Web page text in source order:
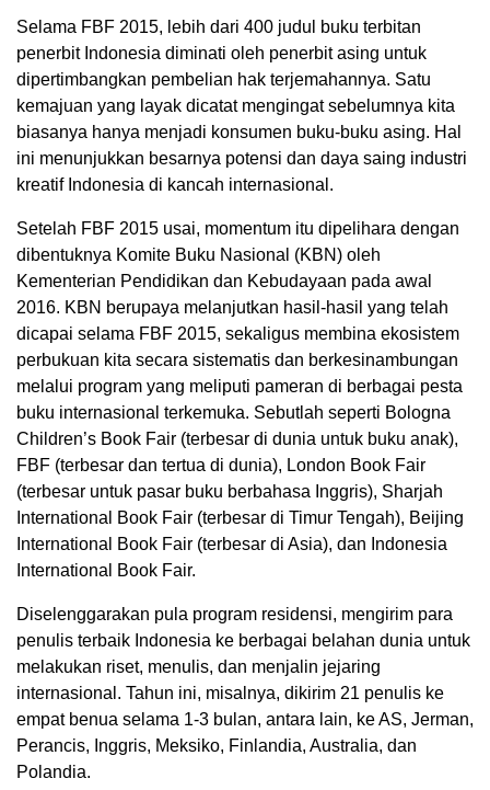
Selama FBF 2015, lebih dari 400 judul buku terbitan
penerbit Indonesia diminati oleh penerbit asing untuk
dipertimbangkan pembelian hak terjemahannya. Satu
kemajuan yang layak dicatat mengingat sebelumnya kita
biasanya hanya menjadi konsumen buku-buku asing. Hal
ini menunjukkan besarnya potensi dan daya saing industri
kreatif Indonesia di kancah internasional.
Setelah FBF 2015 usai, momentum itu dipelihara dengan
dibentuknya Komite Buku Nasional (KBN) oleh
Kementerian Pendidikan dan Kebudayaan pada awal
2016. KBN berupaya melanjutkan hasil-hasil yang telah
dicapai selama FBF 2015, sekaligus membina ekosistem
perbukuan kita secara sistematis dan berkesinambungan
melalui program yang meliputi pameran di berbagai pesta
buku internasional terkemuka. Sebutlah seperti Bologna
Children’s Book Fair (terbesar di dunia untuk buku anak),
FBF (terbesar dan tertua di dunia), London Book Fair
(terbesar untuk pasar buku berbahasa Inggris), Sharjah
International Book Fair (terbesar di Timur Tengah), Beijing
International Book Fair (terbesar di Asia), dan Indonesia
International Book Fair.
Diselenggarakan pula program residensi, mengirim para
penulis terbaik Indonesia ke berbagai belahan dunia untuk
melakukan riset, menulis, dan menjalin jejaring
internasional. Tahun ini, misalnya, dikirim 21 penulis ke
empat benua selama 1-3 bulan, antara lain, ke AS, Jerman,
Perancis, Inggris, Meksiko, Finlandia, Australia, dan
Polandia.